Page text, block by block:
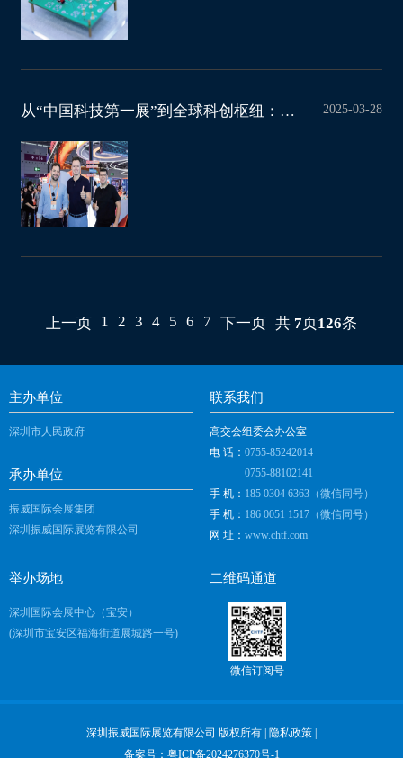
从“中国科技第一展”到全球科创枢纽：高交会的 ＂国际朋友圈＂ 如何炼成？ 2025-03-28
上一页 1 2 3 4 5 6 7 下一页 共 7 页 126条
主办单位
深圳市人民政府
承办单位
振威国际会展集团
深圳振威国际展览有限公司
联系我们
高交会组委会办公室
电 话： 0755-85242014
0755-88102141
手 机： 185 0304 6363（微信同号）
手 机： 186 0051 1517（微信同号）
网 址： www.chtf.com
举办场地
深圳国际会展中心（宝安）
(深圳市宝安区福海街道展城路一号)
二维码通道
微信订阅号
深圳振威国际展览有限公司 版权所有 | 隐私政策
备案号： 粤ICP备2024276370号-1